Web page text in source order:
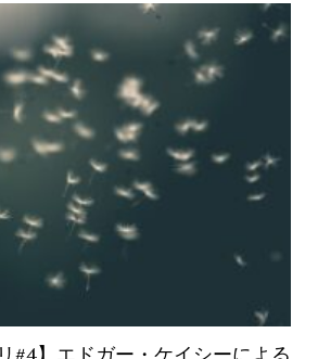
#4】エドガー・ケイシーによる